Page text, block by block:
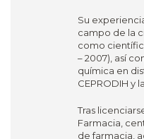
Su
campo de la
como
– 2007), así
química en
CEPRODIH y
Tras
Farmacia,
de farmacia,